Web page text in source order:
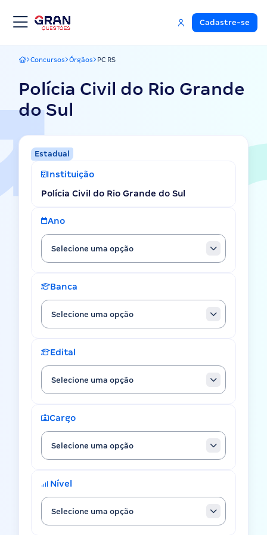
Cadastre-se
Gran Questões
Concursos Órgãos PC RS
Polícia Civil do Rio Grande
do Sul
Estadual
Instituição
Polícia Civil do Rio Grande do Sul
Ano
Selecione uma opção
Banca
Selecione uma opção
Edital
Selecione uma opção
Cargo
Selecione uma opção
Nível
Selecione uma opção